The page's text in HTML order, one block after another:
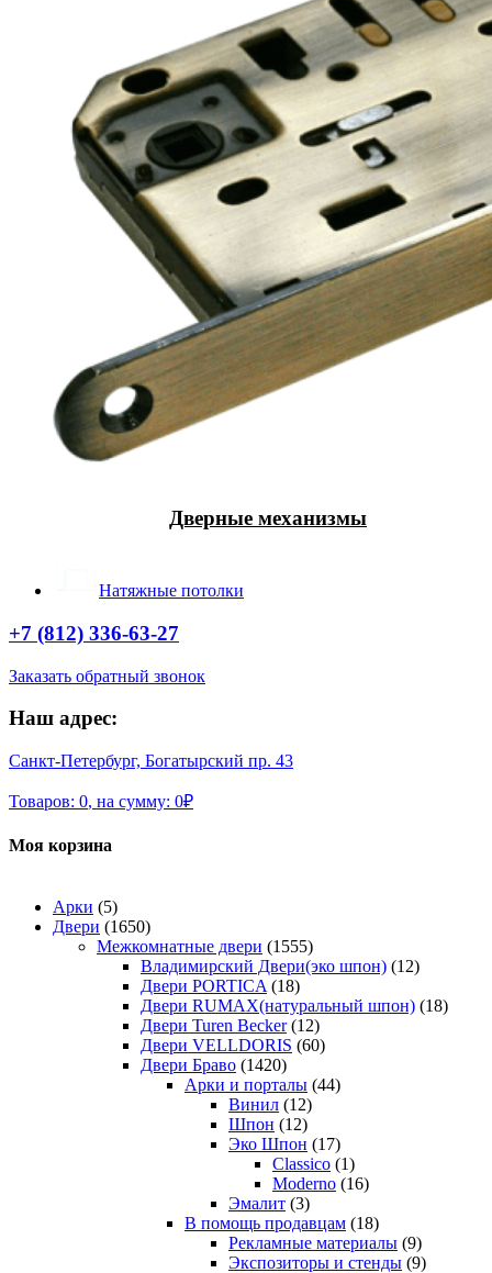
Дверные механизмы
Натяжные потолки
+7 (812) 336-63-27
Заказать обратный звонок
Наш адрес:
Санкт-Петербург, Богатырский пр. 43
Товаров: 0, на сумму: 0₽
Моя корзина
Арки (5)
Двери (1650)
Межкомнатные двери (1555)
Владимирский Двери(эко шпон) (12)
Двери PORTICA (18)
Двери RUMAX(натуральный шпон) (18)
Двери Turen Becker (12)
Двери VELLDORIS (60)
Двери Браво (1420)
Арки и порталы (44)
Винил (12)
Шпон (12)
Эко Шпон (17)
Classico (1)
Moderno (16)
Эмалит (3)
В помощь продавцам (18)
Рекламные материалы (9)
Экспозиторы и стенды (9)